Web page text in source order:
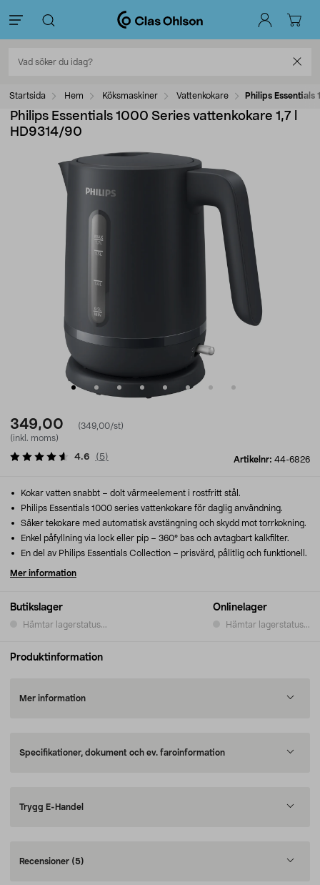
Startsida Hem Köksmaskiner Vattenkokare Philips
Philips Essentials 1000 Series vattenkokare 1,7 l
HD9314/90
349,00
(349,00/st)
(inkl. moms)
Artikelnr: 44-6826
4.6 ( 5)
Butikslager
Hämtar lagerstatus...
Onlinelager
Hämtar lagerstatus...
Kokar vatten snabbt – dolt värmeelement i rostfritt stål.
Philips Essentials 1000 series vattenkokare för daglig användning.
Säker tekokare med automatisk avstängning och skydd mot torrkokning.
Enkel påfyllning via lock eller pip – 360° bas och avtagbart kalkfilter.
En del av Philips Essentials Collection – prisvärd, pålitlig och funktionell.
Mer information
Produktinformation
Mer information
Specifikationer, dokument och ev. faroinformation
Trygg E-Handel
Recensioner (5)